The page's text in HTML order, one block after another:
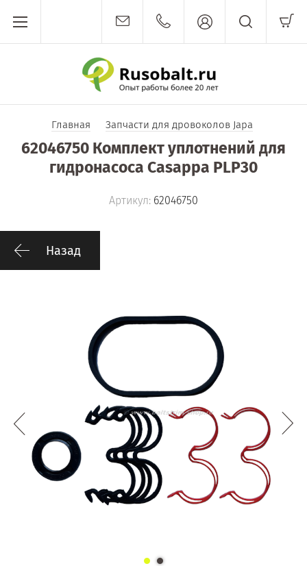
Главная Запчасти для дровоколов Japa
62046750 Комплект уплотнений для
гидронасоса Casappa PLP30
Артикул: 62046750
Назад